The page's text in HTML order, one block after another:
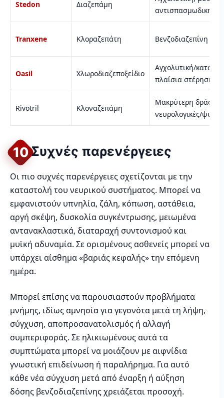
Stedon Διαζεπάμη
αντισπασμωδική
Tranxene Κλοραζεπάτη Βενζοδιαζεπίνη
Oasil Χλωροδιαζεποξείδιο
Αγχολυτική/
πλαίσια στέρησης
Rivotril Κλοναζεπάμη
Μακρύτερη δράση,
νευρολογικές/
10Συχνές παρενέργειες
Οι πιο συχνές παρενέργειες σχετίζονται με την
καταστολή του νευρικού συστήματος. Μπορεί να
εμφανιστούν υπνηλία, ζάλη, κόπωση, αστάθεια,
αργή σκέψη, δυσκολία συγκέντρωσης, μειωμένα
αντανακλαστικά, διαταραχή συντονισμού και
μυϊκή αδυναμία. Σε ορισμένους ασθενείς μπορεί να
υπάρχει αίσθημα «βαριάς κεφαλής» την επόμενη
ημέρα.
Μπορεί επίσης να παρουσιαστούν προβλήματα
μνήμης, ιδίως αμνησία για γεγονότα μετά τη λήψη,
σύγχυση, αποπροσανατολισμός ή αλλαγή
συμπεριφοράς. Σε ηλικιωμένους αυτά τα
συμπτώματα μπορεί να μοιάζουν με αιφνίδια
γνωστική επιδείνωση ή παραλήρημα. Για αυτό
κάθε νέα σύγχυση μετά από έναρξη ή αύξηση
δόσης βενζοδιαζεπίνης χρειάζεται προσοχή.